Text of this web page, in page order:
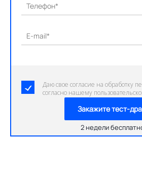
Телефон*
E-mail*
Даю свое согласие на обработку
согласно нашему
Закажите тест-
2 недели